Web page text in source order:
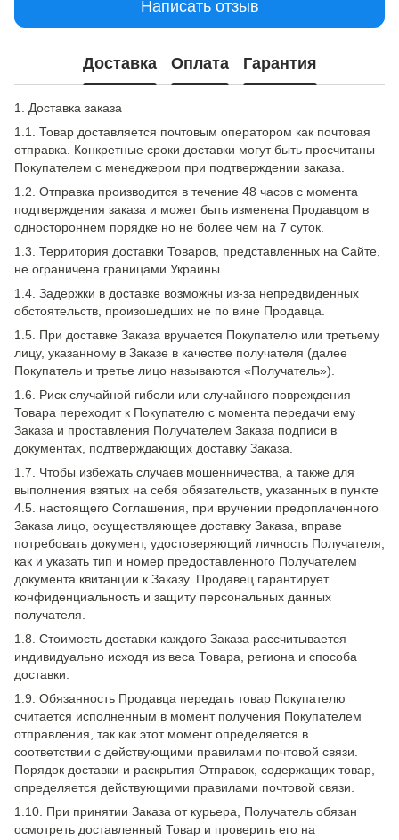
Написать отзыв
Доставка Оплата Гарантия
1. Доставка заказа
1.1. Товар доставляется почтовым оператором как почтовая
отправка. Конкретные сроки доставки могут быть просчитаны
Покупателем с менеджером при подтверждении заказа.
1.2. Отправка производится в течение 48 часов с момента
подтверждения заказа и может быть изменена Продавцом в
одностороннем порядке но не более чем на 7 суток.
1.3. Территория доставки Товаров, представленных на Сайте,
не ограничена границами Украины.
1.4. Задержки в доставке возможны из-за непредвиденных
обстоятельств, произошедших не по вине Продавца.
1.5. При доставке Заказа вручается Покупателю или третьему
лицу, указанному в Заказе в качестве получателя (далее
Покупатель и третье лицо называются «Получатель»).
1.6. Риск случайной гибели или случайного повреждения
Товара переходит к Покупателю с момента передачи ему
Заказа и проставления Получателем Заказа подписи в
документах, подтверждающих доставку Заказа.
1.7. Чтобы избежать случаев мошенничества, а также для
выполнения взятых на себя обязательств, указанных в пункте
4.5. настоящего Соглашения, при вручении предоплаченного
Заказа лицо, осуществляющее доставку Заказа, вправе
потребовать документ, удостоверяющий личность Получателя,
как и указать тип и номер предоставленного Получателем
документа квитанции к Заказу. Продавец гарантирует
конфиденциальность и защиту персональных данных
получателя.
1.8. Стоимость доставки каждого Заказа рассчитывается
индивидуально исходя из веса Товара, региона и способа
доставки.
1.9. Обязанность Продавца передать товар Покупателю
считается исполненным в момент получения Покупателем
отправления, так как этот момент определяется в
соответствии с действующими правилами почтовой связи.
Порядок доставки и раскрытия Отправок, содержащих товар,
определяется действующими правилами почтовой связи.
1.10. При принятии Заказа от курьера, Получатель обязан
осмотреть доставленный Товар и проверить его на